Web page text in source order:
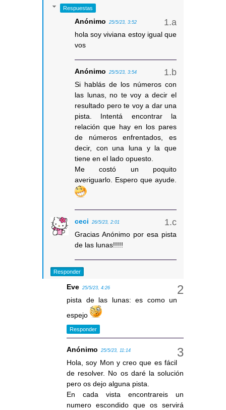
Respuestas
Anónimo 25/5/23, 3:52
hola soy viviana estoy igual que
vos
Anónimo 25/5/23, 3:54
Si hablás de los números con
las lunas, no te voy a decir el
resultado pero te voy a dar una
pista. Intentá encontrar la
relación que hay en los pares
de números enfrentados, es
decir, con una luna y la que
tiene en el lado opuesto.
Me costó un poquito
averiguarlo. Espero que ayude.
ceci 26/5/23, 2:01
Gracias Anónimo por esa pista
de las lunas!!!!!
Responder
Eve 25/5/23, 4:26
pista de las lunas: es como un
espejo
Responder
Anónimo 25/5/23, 11:14
Hola, soy Mon y creo que es fácil
de resolver. No os daré la solución
pero os dejo alguna pista.
En cada vista encontrareis un
numero escondido que os servirá